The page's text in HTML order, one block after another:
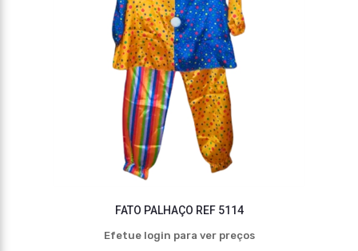
FATO PALHAÇO REF 5114
Efetue login para ver preços